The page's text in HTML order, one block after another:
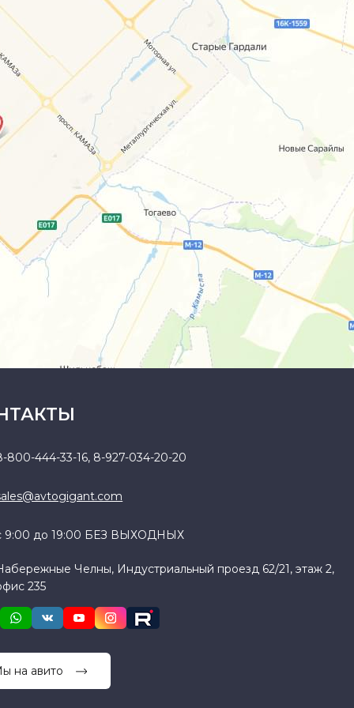
800-444-33-16, 8-927-034-20-20
9:00 до 19:00 БЕЗ ВЫХОДНЫХ
Челны, Индустриальный проезд 62/21, этаж 2,
235
на авито